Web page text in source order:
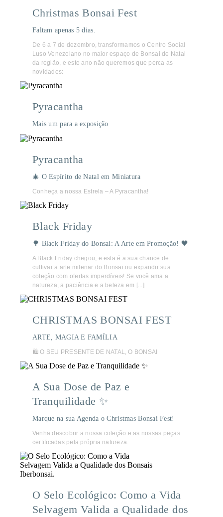
Christmas Bonsai Fest
Faltam apenas 5 dias.
De 6 a 7 de dezembro, transformamos o Centro Social
Luso Venezolano no maior espaço de Bonsai de Natal
da região, e este ano não queremos que perca as
novidades:
Pyracantha
Mais um para a exposição
Pyracantha
🎄 O Espírito de Natal em Miniatura
Conheça a nossa Estrela – A Pyracantha!
Black Friday
🌳 Black Friday do Bonsai: A Arte em Promoção! 🖤
A Black Friday chegou, e esta é a sua chance de
cultivar a arte milenar do Bonsai ou expandir sua
coleção com ofertas imperdíveis! Se você ama a
natureza, a paciência e a beleza em [...]
CHRISTMAS BONSAI FEST
ARTE, MAGIA E FAMÍLIA
🛍️ O SEU PRESENTE DE NATAL, O BONSAI
A Sua Dose de Paz e
Tranquilidade ✨
Marque na sua Agenda o Christmas Bonsai Fest!
Venha descobrir a nossa coleção e as nossas peças
certificadas pela própria natureza.
O Selo Ecológico: Como a Vida
Selvagem Valida a Qualidade dos